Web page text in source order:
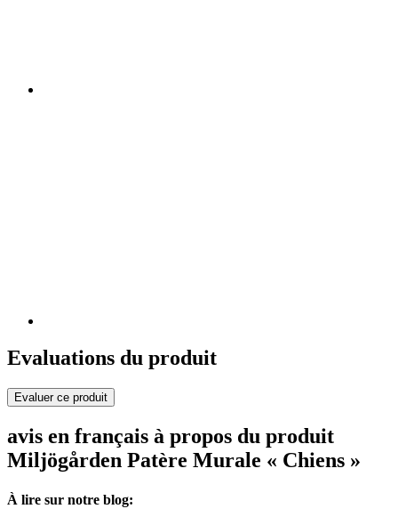
Evaluations du produit
Evaluer ce produit
avis en français à propos du produit
Miljögården Patère Murale « Chiens »
À lire sur notre blog: